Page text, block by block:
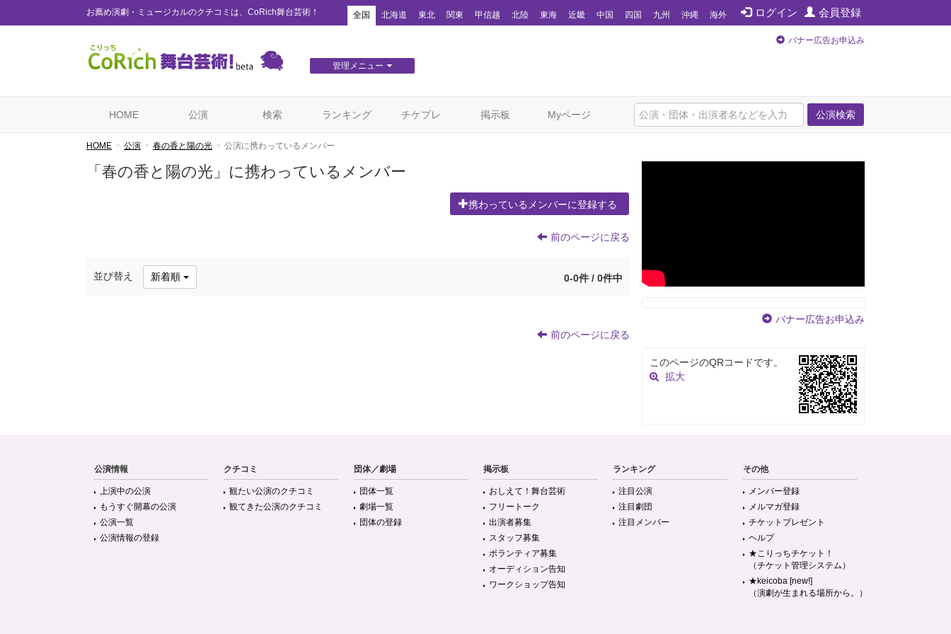
お薦め演劇・ミュージカルのクチコミは、CoRich舞台芸術！ ログイン 会員登録
全国 北海道 東北 関東 甲信越 北陸 東海 近畿 中国 四国 九州 沖縄 海外
管理メニュー
バナー広告お申込み
公演検索
HOME 公演 検索 ランキング チケプレ 掲示板 Myページ
HOME 公演 春の香と陽の光 公演に携わっているメンバー
「春の香と陽の光」に携わっているメンバー
携わっているメンバーに登録する
前のページに戻る
並び替え 新着順 0-0件 / 0件中
前のページに戻る
バナー広告お申込み
このページのQRコードです。
拡大
公演情報
上演中の公演
もうすぐ開幕の公演
公演一覧
公演情報の登録
クチコミ
観たい公演のクチコミ
観てきた公演のクチコミ
団体／劇場
団体一覧
劇場一覧
団体の登録
掲示板
おしえて！舞台芸術
フリートーク
出演者募集
スタッフ募集
ボランティア募集
オーディション告知
ワークショップ告知
ランキング
注目公演
注目劇団
注目メンバー
その他
メンバー登録
メルマガ登録
チケットプレゼント
ヘルプ
★こりっちチケット！
（チケット管理システム）
★keicoba [new!]
（演劇が生まれる場所から。）